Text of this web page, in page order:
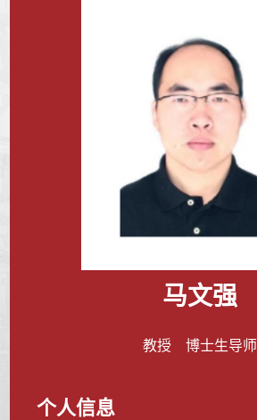
马文强
教授 博士生导师
个人信息